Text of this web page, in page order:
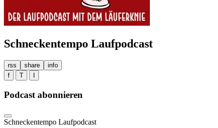
Schneckentempo Laufpodcast
rss share
info
f
T
Podcast abonnieren
Schneckentempo Laufpodcast